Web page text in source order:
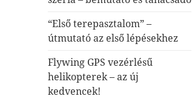
“Első terepasztalom” –
útmutató az első lépésekhez
Flywing GPS vezérlésű
helikopterek – az új
kedvencek!